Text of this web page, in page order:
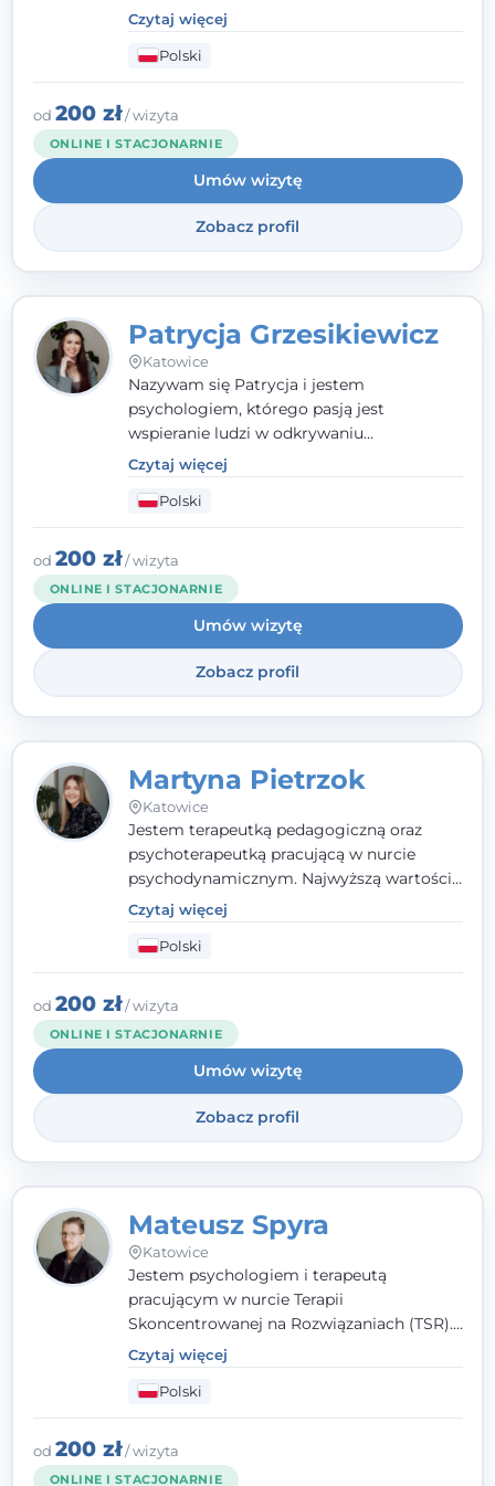
par, małżeństw i rodzin. Patrzę na
człowieka całościowo - w kontekście jego
relacji z rodziną, pracą i otoczeniem - i
opieram współpracę na Twoich mocnych
stronach.
Czytaj więcej
Polski
od 200 zł/ wizyta
ONLINE I STACJONARNIE
Umów wizytę
Zobacz profil
Patrycja Grzesikiewicz
Katowice
Nazywam się Patrycja i jestem
psychologiem, którego pasją jest
wspieranie ludzi w odkrywaniu
wewnętrznej siły i radzeniu sobie z
codziennymi trudnościami. Pracuję w
nurcie poznawczo-behawioralnym, oferując
indywidualne podejście pełne empatii,
zaufania i wsparcia. Jeśli masz za sobą
trudny czas, jestem tutaj dla Ciebie.
Czytaj więcej
Polski
od 200 zł/ wizyta
ONLINE I STACJONARNIE
Umów wizytę
Zobacz profil
Martyna Pietrzok
Katowice
Jestem terapeutką pedagogiczną oraz
psychoterapeutką pracującą w nurcie
psychodynamicznym. Najwyższą wartością
jest dla mnie bliska, pełna zrozumienia i
zaangażowania relacja z pacjentem. To
właśnie ta oparta na zaufaniu więź staje się
przestrzenią, w której można dotrzeć do
źródła trudności i spojrzeć na nie inaczej
niż dotąd.
Czytaj więcej
Polski
od 200 zł/ wizyta
ONLINE I STACJONARNIE
Umów wizytę
Zobacz profil
Mateusz Spyra
Katowice
Jestem psychologiem i terapeutą
pracującym w nurcie Terapii
Skoncentrowanej na Rozwiązaniach (TSR).
Towarzyszę młodzieży i dorosłym z
empatią, zrozumieniem i bez oceniania.
Daję przestrzeń do bycia sobą, bo wiem, że
w każdym człowieku jest coś wyjątkowego.
Czytaj więcej
Polski
od 200 zł/ wizyta
ONLINE I STACJONARNIE